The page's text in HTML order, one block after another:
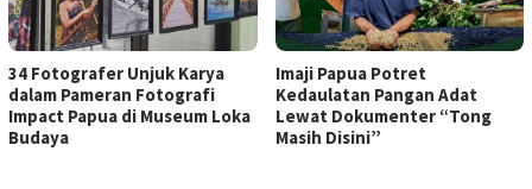
34 Fotografer Unjuk Karya
dalam Pameran Fotografi
Impact Papua di Museum Loka
Budaya
Imaji Papua Potret
Kedaulatan Pangan Adat
Lewat Dokumenter “Tong
Masih Disini”